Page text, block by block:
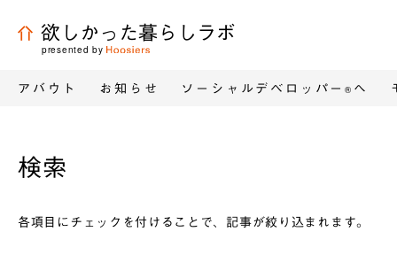
欲しかった暮らしラボ
presented by
アバウト お知らせ ソーシャルデベロッパー® へ
検索
各項目にチェックを付けることで、記事が絞り込まれます。